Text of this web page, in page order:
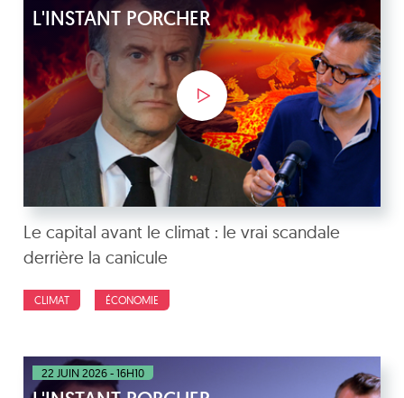
L'INSTANT PORCHER
Le capital avant le climat : le vrai scandale
derrière la canicule
CLIMAT ÉCONOMIE
22 JUIN 2026 - 16H10